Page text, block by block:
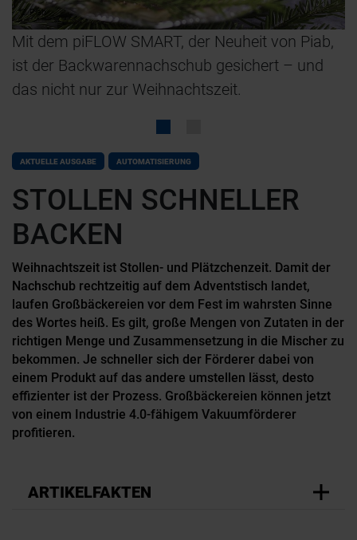
© Piab
Mit dem piFLOW SMART, der Neuheit von Piab,
ist der Backwarennachschub gesichert – und
das nicht nur zur Weihnachtszeit.
AKTUELLE AUSGABE AUTOMATISIERUNG
STOLLEN SCHNELLER
BACKEN
Weihnachtszeit ist Stollen- und Plätzchenzeit. Damit der
Nachschub rechtzeitig auf dem Adventstisch landet,
laufen Großbäckereien vor dem Fest im wahrsten Sinne
des Wortes heiß. Es gilt, große Mengen von Zutaten in der
richtigen Menge und Zusammensetzung in die Mischer zu
bekommen. Je schneller sich der Förderer dabei von
einem Produkt auf das andere umstellen lässt, desto
effizienter ist der Prozess. Großbäckereien können jetzt
von einem Industrie 4.0-fähigem Vakuumförderer
profitieren.
ARTIKELFAKTEN